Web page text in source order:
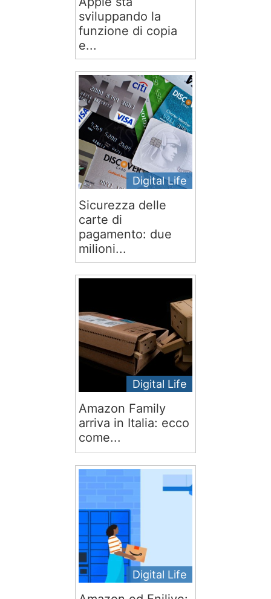
sviluppando la
funzione di copia
e...
Digital Life
Sicurezza delle
carte di
pagamento: due
milioni...
Digital Life
Amazon Family
arriva in Italia: ecco
come...
Digital Life